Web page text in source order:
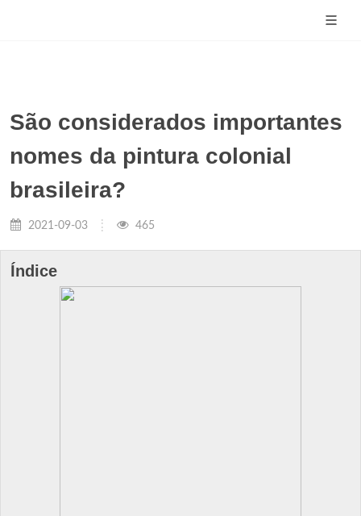
São considerados importantes
nomes da pintura colonial
brasileira?
2021-09-03 465
Índice